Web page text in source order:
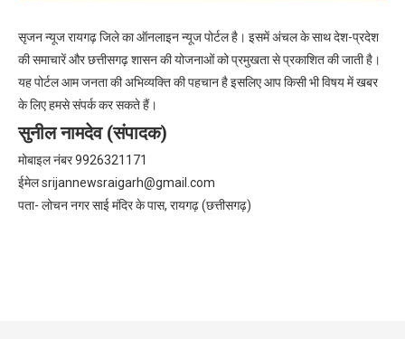
सृजन न्यूज रायगढ़ जिले का ऑनलाइन न्यूज पोर्टल है। इसमें अंचल के साथ देश-प्रदेश
की समाचारें और छत्तीसगढ़ शासन की योजनाओं को प्रमुखता से प्रकाशित की जाती है।
यह पोर्टल आम जनता की अभिव्यक्ति की पहचान है इसलिए आप किसी भी विषय में खबर
के लिए हमसे संपर्क कर सकते हैं।
सुनील नामदेव (संपादक)
मोबाइल नंबर 9926321171
ईमेलsrijannewsraigarh@gmail.com
पता- लोचन नगर साई मंदिर के पास, रायगढ़ (छत्तीसगढ़)